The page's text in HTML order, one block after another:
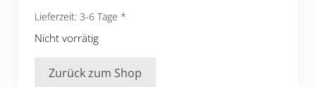
Lieferzeit: 3-6 Tage
Nicht vorrätig
Zurück zum Shop